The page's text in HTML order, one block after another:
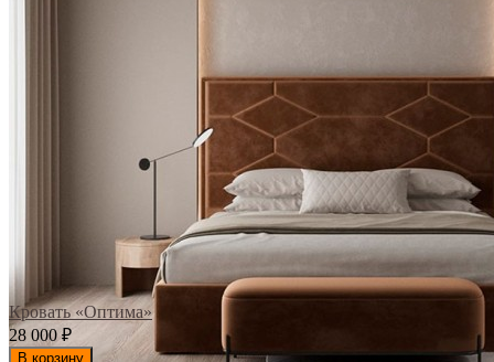
Кровать «Оптима»
28 000 ₽
В корзину